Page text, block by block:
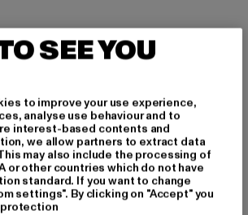
ANMELDEN
DefShop mit Deinen Daten umgeht, findest Du
Du kannst Dich jederzeit kostenfei
lesen.
SEE YOU
to improve your use experience,
analyse use behaviour and to
interest-based contents and
we allow partners to extract data
may also include the processing of
or other countries which do not have
standard. If you want to change
settings". By clicking on "Accept" you